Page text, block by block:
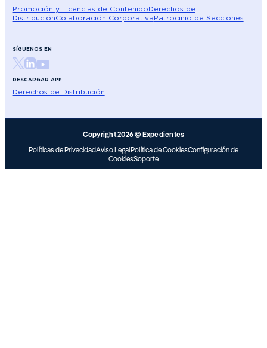
Promoción y Licencias de ContenidoDerechos de
DistribuciónColaboración CorporativaPatrocinio de Secciones
SÍGUENOS EN
DESCARGAR APP
Derechos de Distribución
Copyright 2026 © Expedientes
Políticas de PrivacidadAviso LegalPolítica de CookiesConfiguración de
CookiesSoporte